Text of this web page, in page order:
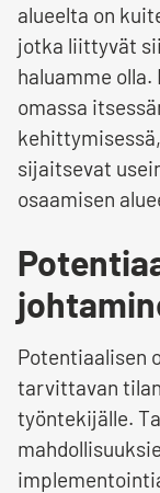
alueelta on
jotka liittyvät
haluamme
omassa
sijaitsevat
osaamisen
Potentiaalisen
tarvittavan
työntekijälle.